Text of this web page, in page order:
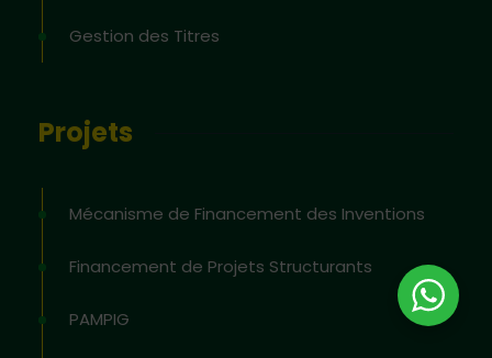
Gestion des Titres
Projets
Mécanisme de Financement des Inventions
Financement de Projets Structurants
PAMPIG